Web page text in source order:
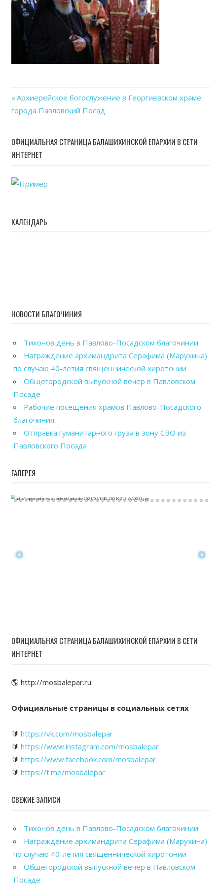
Навигация
записям
Previous
Post:
Архиерейское богослужение в Георгиевском храме
города Павловский Посад
ОФИЦИАЛЬНАЯ СТРАНИЦА БАЛАШИХИНСКОЙ ЕПАРХИИ В СЕТИ
ИНТЕРНЕТ
КАЛЕНДАРЬ
НОВОСТИ БЛАГОЧИНИЯ
Тихонов день в Павлово-Посадском благочинии
Награждение архимандрита Серафима (Марухина)
по случаю 40-летия священнической хиротонии
Общегородской выпускной вечер в Павловском
Посаде
Рабочие посещения храмов Павлово-Посадского
благочиния
Отправка гуманитарного груза в зону СВО из
Павловского Посада
ГАЛЕРЕЯ
ОФИЦИАЛЬНАЯ СТРАНИЦА БАЛАШИХИНСКОЙ ЕПАРХИИ В СЕТИ
ИНТЕРНЕТ
🌎 http://mosbalepar.ru
Официальные страницы в социальных сетях
🔰 https://vk.com/mosbalepar
🔰 https://www.instagram.com/mosbalepar
🔰 https://www.facebook.com/mosbalepar
🔰 https://t.me/mosbalepar
СВЕЖИЕ ЗАПИСИ
Тихонов день в Павлово-Посадском благочинии
Награждение архимандрита Серафима (Марухина)
по случаю 40-летия священнической хиротонии
Общегородской выпускной вечер в Павловском
Посаде